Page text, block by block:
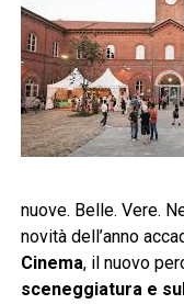
nuove. Belle. Vere.
novità dell’anno
Cinema, il nuovo
sceneggiatura e